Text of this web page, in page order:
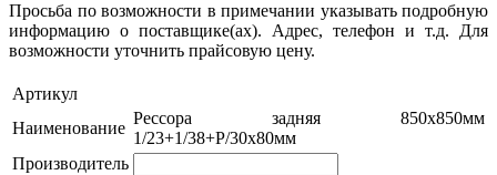
Просьба по возможности в примечании указывать подробную
информацию о поставщике(ах). Адрес, телефон и т.д. Для
возможности уточнить прайсовую цену.
Артикул
Наименование
Рессора задняя 850x850мм
1/23+1/38+P/30x80мм
Производитель